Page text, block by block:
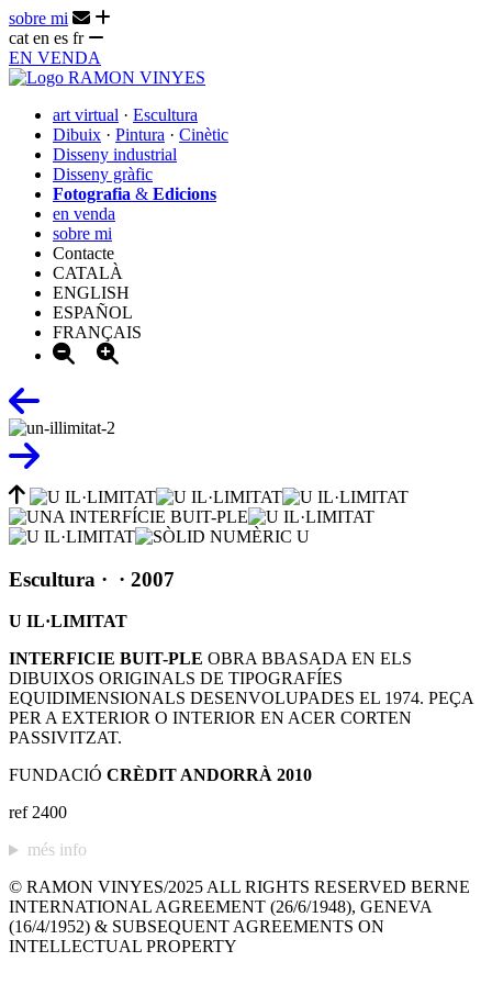
sobre mi
cat en es fr
EN VENDA
art virtual · Escultura
Dibuix · Pintura · Cinètic
Disseny industrial
Disseny gràfic
Fotografia & Edicions
en venda
sobre mi
Contacte
CATALÀ
ENGLISH
ESPAÑOL
FRANÇAIS
Escultura · · 2007
U IL·LIMITAT
INTERFICIE BUIT-PLE OBRA BBASADA EN ELS
DIBUIXOS ORIGINALS DE TIPOGRAFÍES
EQUIDIMENSIONALS DESENVOLUPADES EL 1974. PEÇA
PER A EXTERIOR O INTERIOR EN ACER CORTEN
PASSIVITZAT.
FUNDACIÓ CRÈDIT ANDORRÀ 2010
ref 2400
més info
© RAMON VINYES/2025 ALL RIGHTS RESERVED BERNE
INTERNATIONAL AGREEMENT (26/6/1948), GENEVA
(16/4/1952) & SUBSEQUENT AGREEMENTS ON
INTELLECTUAL PROPERTY